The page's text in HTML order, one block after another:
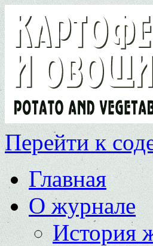
Перейти к
Главная
О журнале
История